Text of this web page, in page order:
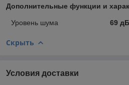
Дополнительные функции и
Уровень шума 69 дБ
Скрыть
Условия доставки